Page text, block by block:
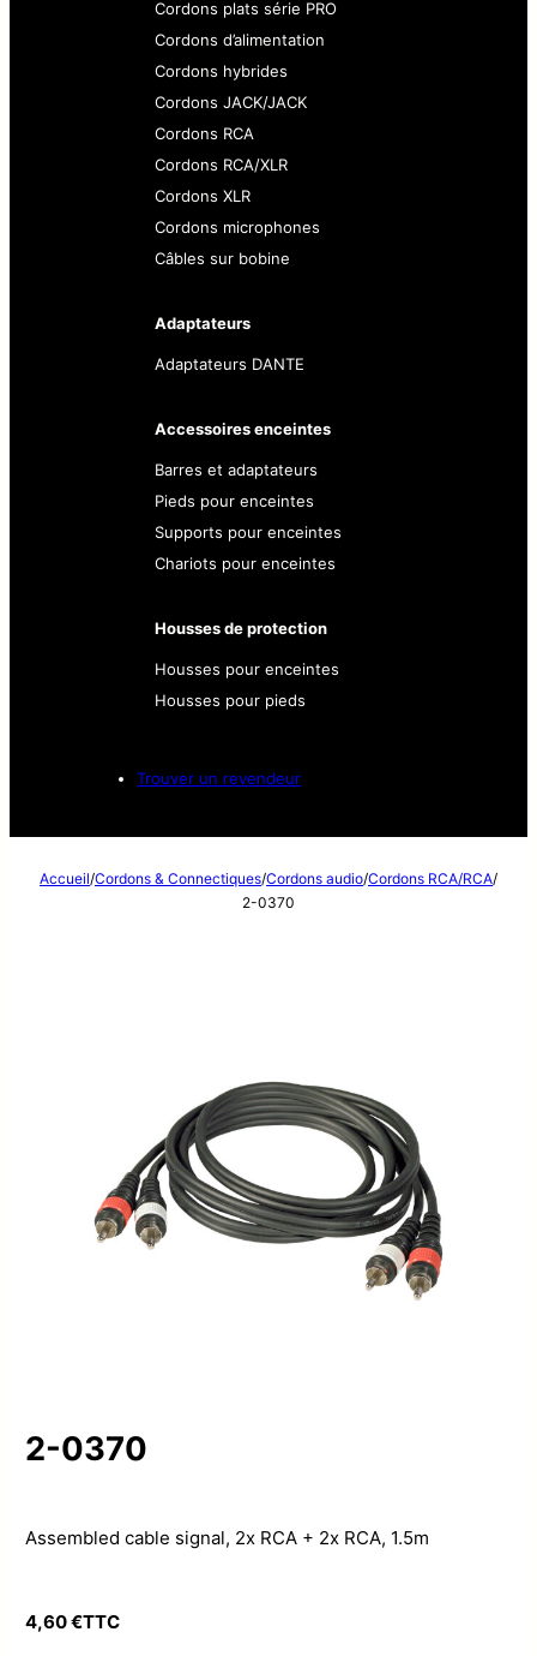
Cordons plats série PRO
Cordons d’alimentation
Cordons hybrides
Cordons JACK/JACK
Cordons RCA
Cordons RCA/XLR
Cordons XLR
Cordons microphones
Câbles sur bobine
Adaptateurs
Adaptateurs DANTE
Accessoires enceintes
Barres et adaptateurs
Pieds pour enceintes
Supports pour enceintes
Chariots pour enceintes
Housses de protection
Housses pour enceintes
Housses pour pieds
Trouver un revendeur
Accueil/Cordons & Connectiques/Cordons audio/Cordons RCA/RCA/
2-0370
2-0370
Assembled cable signal, 2x RCA + 2x RCA, 1.5m
4,60€TTC